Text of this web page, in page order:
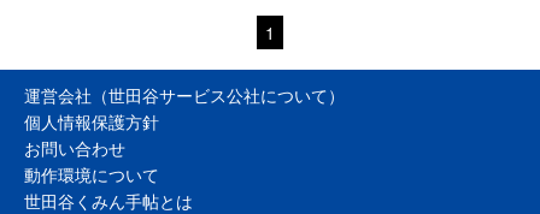
1
運営会社（世田谷サービス公社について）
個人情報保護方針
お問い合わせ
動作環境について
世田谷くみん手帖とは